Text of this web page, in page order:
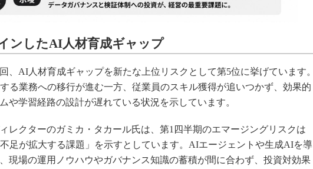
ンしたAI人材育成ギャップ
、AI人材育成ギャップを新たな上位リスクとして第5位に挙げています。
る業務への移行が進む一方、従業員のスキル獲得が追いつかず、効果的
や学習経路の設計が遅れている状況を示しています。
レクターのガミカ・タカール氏は、第1四半期のエマージングリスクは
不足が拡大する課題」を示すとしています。AIエージェントや生成AIを導
現場の運用ノウハウやガバナンス知識の蓄積が間に合わず、投資対効果